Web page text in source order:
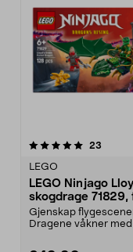
23
LEGO
LEGO Ninjago
skogdrage 71829,
Gjenskap
Dragene våkner
5.0 av 5